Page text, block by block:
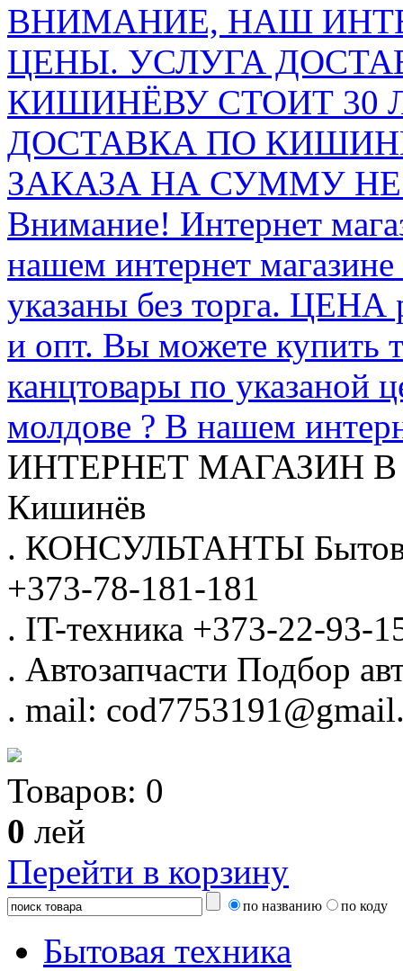
ВНИМАНИЕ, НАШ
ЦЕНЫ. УСЛУГА
КИШИНЁВУ СТОИТ 30
ДОСТАВКА ПО
ЗАКАЗА НА СУММУ НЕ
Внимание! Интернет
нашем интернет
указаны без торга.
и опт. Вы можете купить
канцтовары по указаной
молдове ? В нашем
ИНТЕРНЕТ МАГАЗИН
Кишинёв
. КОНСУЛЬТАНТЫ
+373-78-181-181
. IT-техника +373-22-93-
. Автозапчасти Подбор
. mail:
Товаров: 0
0 лей
Перейти в корзину
по названию по коду
Бытовая техника